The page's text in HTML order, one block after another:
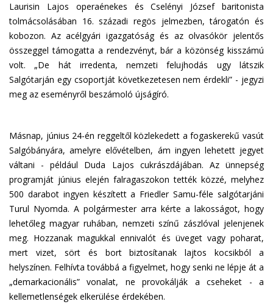
Laurisin Lajos operaénekes és Cselényi József baritonista
tolmácsolásában 16. századi regös jelmezben, tárogatón és
kobozon. Az acélgyári igazgatóság és az olvasókör jelentős
összeggel támogatta a rendezvényt, bár a közönség kisszámú
volt. „De hát irredenta, nemzeti felujhodás ugy látszik
Salgótarján egy csoportját következetesen nem érdekli” - jegyzi
meg az eseményről beszámoló újságíró.
Másnap, június 24-én reggeltől közlekedett a fogaskerekű vasút
Salgóbányára, amelyre elővételben, ám ingyen lehetett jegyet
váltani - például Duda Lajos cukrászdájában. Az ünnepség
programját június elején falragaszokon tették közzé, melyhez
500 darabot ingyen készített a Friedler Samu-féle salgótarjáni
Turul Nyomda. A polgármester arra kérte a lakosságot, hogy
lehetőleg magyar ruhában, nemzeti színű zászlóval jelenjenek
meg. Hozzanak magukkal ennivalót és üveget vagy poharat,
mert vizet, sört és bort biztosítanak lajtos kocsikból a
helyszínen. Felhívta továbbá a figyelmet, hogy senki ne lépje át a
„demarkacionális” vonalat, ne provokálják a cseheket - a
kellemetlenségek elkerülése érdekében.